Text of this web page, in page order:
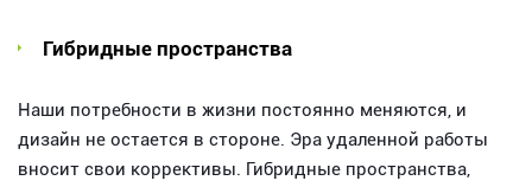
Гибридные пространства
Наши потребности в жизни постоянно меняются, и
дизайн не остается в стороне. Эра удаленной работы
вносит свои коррективы. Гибридные пространства,